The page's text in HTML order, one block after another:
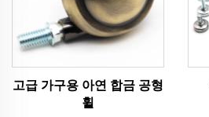
고급 가구용 아연 합금 공형
휠